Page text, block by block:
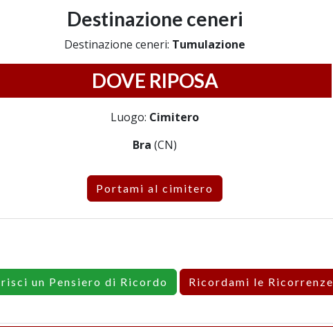
Destinazione ceneri
Destinazione ceneri: Tumulazione
DOVE RIPOSA
Luogo: Cimitero
Bra (CN)
Portami al cimitero
un Pensiero di Ricordo Ricordami le Ricorrenze